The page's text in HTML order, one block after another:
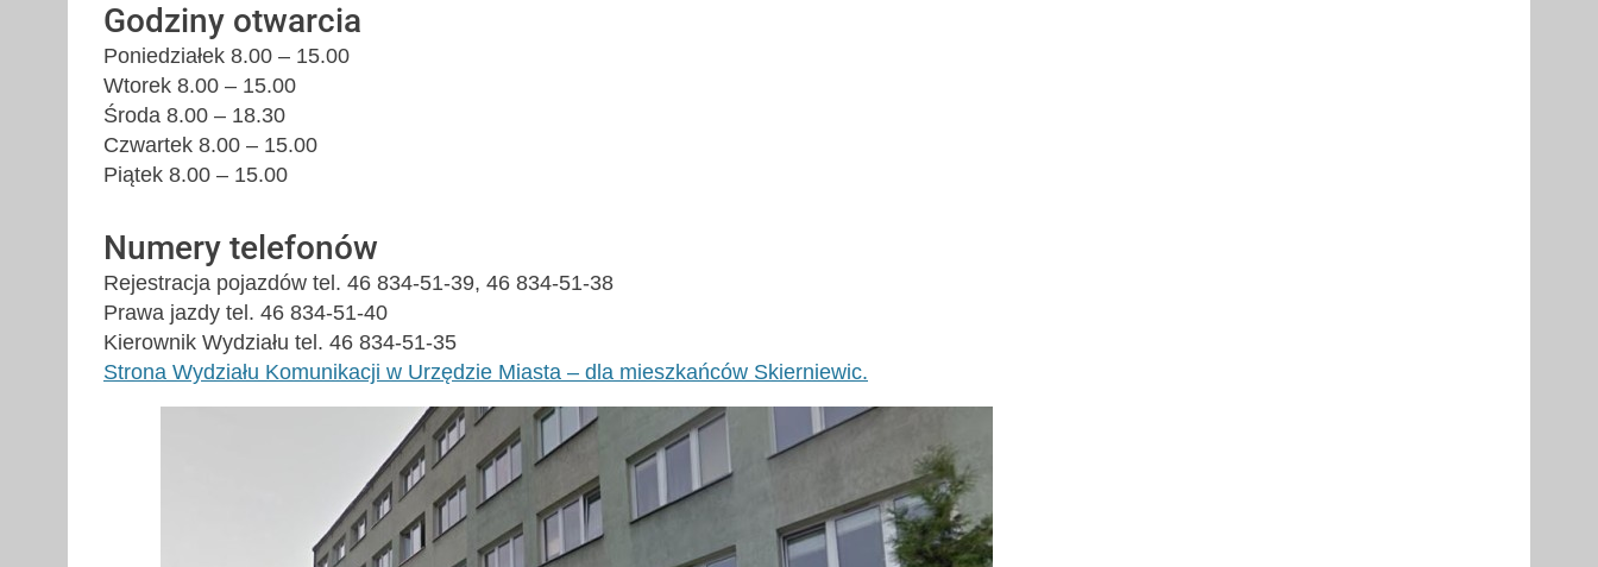
Godziny otwarcia
Poniedziałek 8.00 – 15.00
Wtorek 8.00 – 15.00
Środa 8.00 – 18.30
Czwartek 8.00 – 15.00
Piątek 8.00 – 15.00
Numery telefonów
Rejestracja pojazdów tel. 46 834-51-39, 46 834-51-38
Prawa jazdy tel. 46 834-51-40
Kierownik Wydziału tel. 46 834-51-35
Strona Wydziału Komunikacji w Urzędzie Miasta – dla mieszkańców Skierniewic.